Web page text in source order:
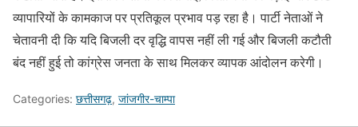
व्यापारियों के कामकाज पर प्रतिकूल प्रभाव पड़ रहा है। पार्टी नेताओं ने
चेतावनी दी कि यदि बिजली दर वृद्धि वापस नहीं ली गई और बिजली कटौती
बंद नहीं हुई तो कांग्रेस जनता के साथ मिलकर व्यापक आंदोलन करेगी।
Categories: छत्तीसगढ़, जांजगीर-चाम्पा